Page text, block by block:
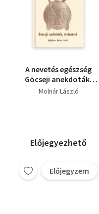
A nevetés egészség
Göcseji anekdoták,
történetek
Molnár László
Előjegyezhető
Előjegyzem